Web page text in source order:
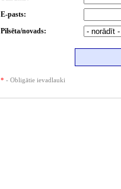
E-pasts:
Pilsēta/novads:
* - Obligātie ievadlauki